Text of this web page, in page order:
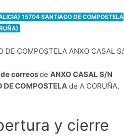
15704 SANTIAGO DE COMPOSTELA
correosdeANXO CASAL S/N
DE COMPOSTELA de A CORUÑA,
y cierre